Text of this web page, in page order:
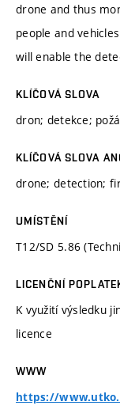
drone and thus
people and
will enable the
KLÍČOVÁ SLOVA
dron; detekce;
KLÍČOVÁ SLOVA
drone; detection;
UMÍSTĚNÍ
T12/SD 5.86
LICENČNÍ
K využití výsledku
licence
WWW
https://